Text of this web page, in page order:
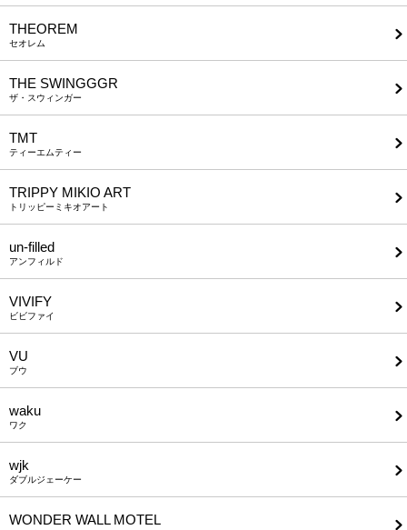
THEOREM
セオレム
THE SWINGGGR
ザ・スウィンガー
TMT
ティーエムティー
TRIPPY MIKIO ART
トリッピーミキオアート
un-filled
アンフィルド
VIVIFY
ビビファイ
VU
ブウ
waku
ワク
wjk
ダブルジェーケー
WONDER WALL MOTEL